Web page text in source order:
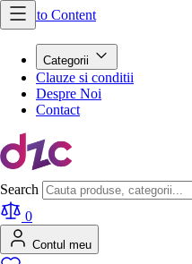
Skip to Content
Categorii
Clauze si conditii
Despre Noi
Contact
Search
0
Contul meu